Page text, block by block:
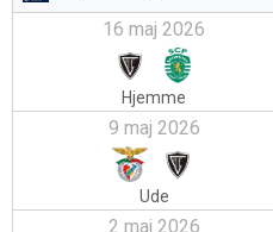
16 maj 2026
Hjemme
9 maj 2026
Ude
2 maj 2026